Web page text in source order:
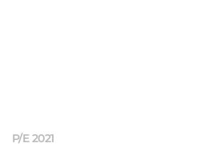
P/E 2021